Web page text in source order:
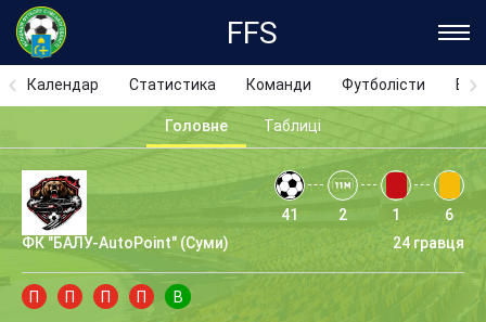
FFS
Календар Статистика Команди Футболісти
Головне Таблиці
ФК "БАЛУ-AutoPoint" (Суми) 24 гравця
П П П П В
41 2 1 6